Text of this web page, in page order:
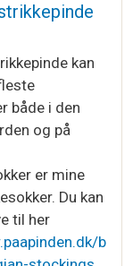
ud,…af
kan
både i den
og på
er mine
Du kan
til her
b